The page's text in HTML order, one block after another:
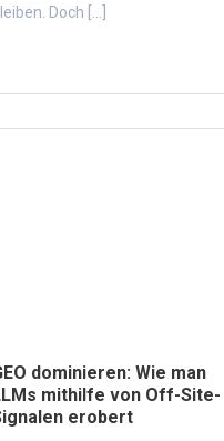
Doch [...]
dominieren: Wie man
mithilfe von Off-Site-
erobert